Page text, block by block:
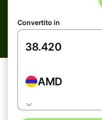
Convertito in
AMD